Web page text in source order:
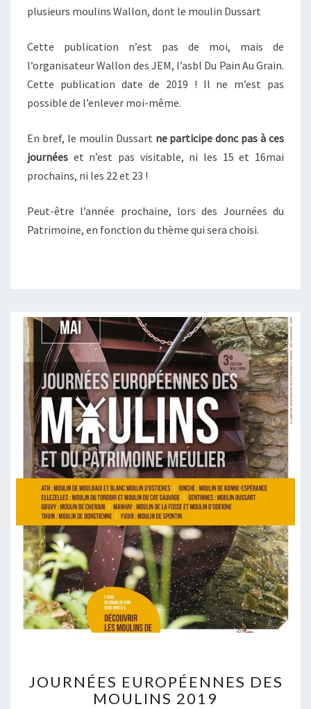
plusieurs moulins Wallon, dont le moulin Dussart
Cette publication n’est pas de moi, mais de
l’organisateur Wallon des JEM, l’asbl Du Pain Au Grain.
Cette publication date de 2019 ! Il ne m’est pas
possible de l’enlever moi-même.
En bref, le moulin Dussart ne participe donc pas à ces
journées et n’est pas visitable, ni les 15 et 16mai
prochains, ni les 22 et 23 !
Peut-être l’année prochaine, lors des Journées du
Patrimoine, en fonction du thème qui sera choisi.
EUROPÉENNES
DES
JOURNÉES EUROPÉENNES DES
MOULINS 2019